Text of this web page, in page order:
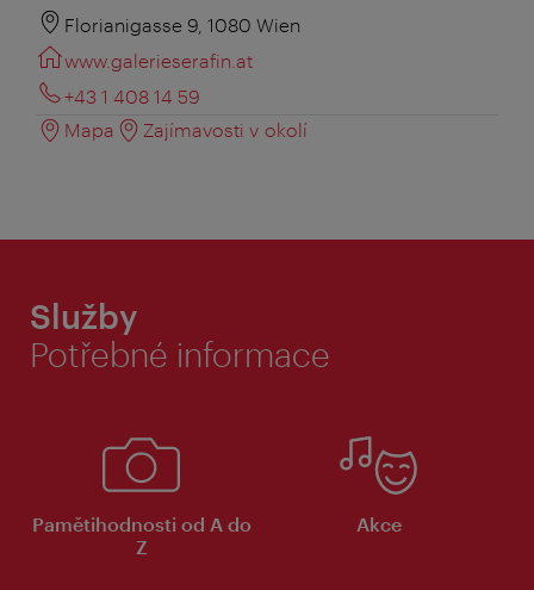
Florianigasse 9, 1080 Wien
www.galerieserafin.at
+43 1 408 14 59
Mapa
Zajímavosti v okolí
Služby
Potřebné informace
Pamětihodnosti od A do
Z
Akce